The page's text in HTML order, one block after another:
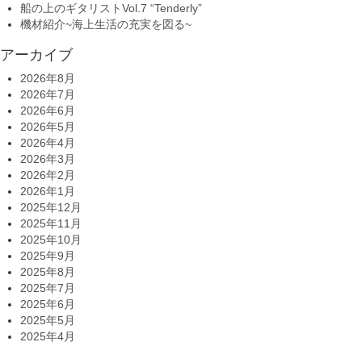
船の上のギタリストVol.7 “Tenderly”
機材紹介~海上生活の充実を図る~
アーカイブ
2026年8月
2026年7月
2026年6月
2026年5月
2026年4月
2026年3月
2026年2月
2026年1月
2025年12月
2025年11月
2025年10月
2025年9月
2025年8月
2025年7月
2025年6月
2025年5月
2025年4月